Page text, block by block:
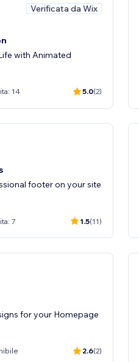
Verificata da Wix
with Animated
14 5.0(2)
footer on your site
7 1.5(11)
for your Homepage
2.6(2)